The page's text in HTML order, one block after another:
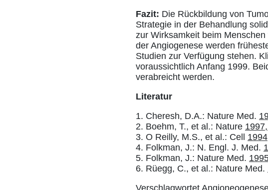
Fazit: Die Rückbildung von
Strategie in der Behandlung
zur Wirksamkeit beim
der Angiogenese werden
Studien zur Verfügung stehen.
voraussichtlich Anfang 1999.
verabreicht werden.
Literatur
1. Cheresh, D.A.: Nature Med.
2. Boehm, T., et al.: Nature 1997,
3. O Reilly, M.S., et al.: Cell
4. Folkman, J.: N. Engl. J. Med.
5. Folkman, J.: Nature Med.
6. Rüegg, C., et al.: Nature Med.
Verschlagwortet